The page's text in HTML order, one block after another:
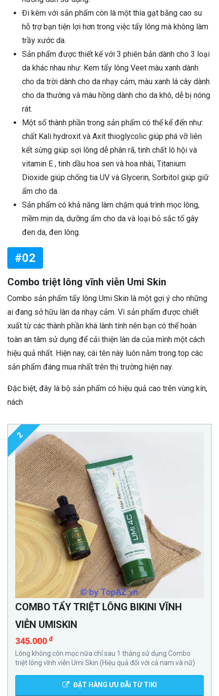
Đi kèm với sản phẩm còn là một thìa gạt bằng cao su
hỗ trợ bạn tiện lợi hơn trong việc tẩy lông mà không làm
trầy xước da.
Sản phẩm được thiết kế với 3 phiên bản dành cho 3 loại
da khác nhau như: Kem tẩy lông Veet màu xanh dành
cho da trời dành cho da nhạy cảm, màu xanh lá cây dành
cho da thường và màu hồng dành cho da khô, dễ bị nóng
rát.
Một số thành phần trong sản phẩm có thể kể đến như:
chất Kali hydroxit và Axit thioglycolic giúp phá vỡ liên
kết sừng giúp sợi lông dễ phân rã, tinh chất lô hội và
vitamin E , tinh dầu hoa sen và hoa nhài, Titanium
Dioxide giúp chống tia UV và Glycerin, Sorbitol giúp giữ
ẩm cho da.
Sản phẩm có khả năng làm chậm quá trình mọc lông,
mềm mịn da, dưỡng ẩm cho da và loại bỏ sắc tố gây
đen da, đen lông.
#02
Combo triệt lông vĩnh viễn Umi Skin
Combo sản phẩm tẩy lông Umi Skin là một gợi ý cho những
ai đang sở hữu làn da nhạy cảm. Vì sản phẩm được chiết
xuất từ các thành phần khá lành tính nên bạn có thể hoàn
toàn an tâm sử dụng để cải thiện làn da của mình một cách
hiệu quả nhất. Hiện nay, cái tên này luôn nằm trong top các
sản phẩm đáng mua nhất trên thị trường hiện nay.
Đặc biệt, đây là bộ sản phẩm có hiệu quả cao trên vùng kín,
nách
2
COMBO TẨY TRIỆT LÔNG BIKINI VĨNH
VIỄN UMISKIN
345.000 đ
Lông không còn mọc nữa chỉ sau 1 tháng sử dụng Combo
triệt lông vĩnh viễn Umi Skin (Hiệu quả đối với cả nam và nữ)
ĐẶT HÀNG ƯU ĐÃi TỪ TIKI